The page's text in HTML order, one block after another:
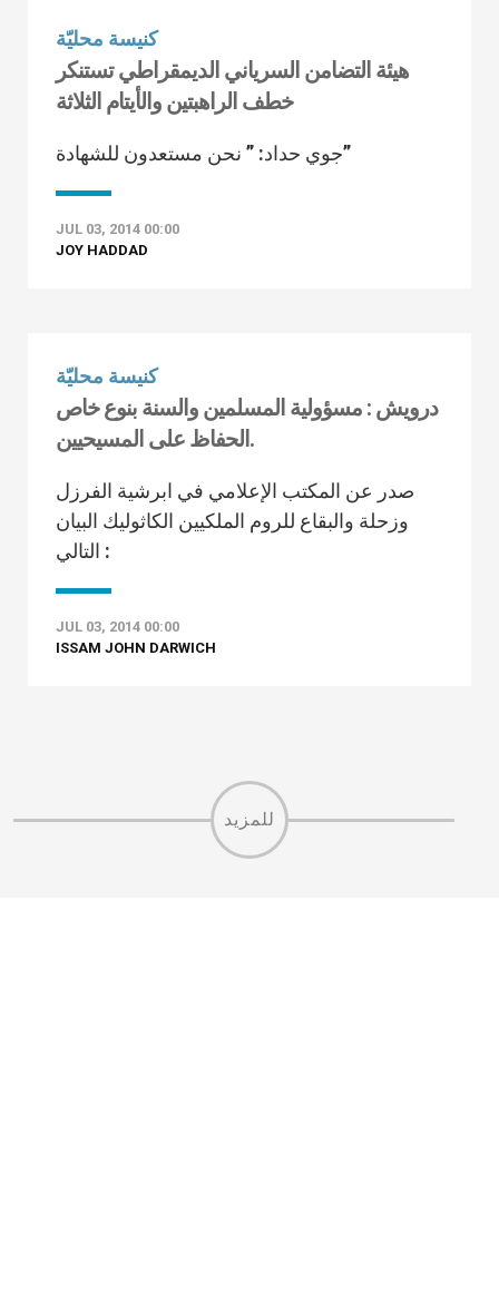
كنيسة محليّة
هيئة التضامن السرياني الديمقراطي تستنكر
خطف الراهبتين والأيتام الثلاثة
جوي حداد: ” نحن مستعدون للشهادة”
JUL 03, 2014 00:00
JOY HADDAD
كنيسة محليّة
درويش : مسؤولية المسلمين والسنة بنوع خاص
الحفاظ على المسيحيين.
صدر عن المكتب الإعلامي في ابرشية الفرزل
وزحلة والبقاع للروم الملكيين الكاثوليك البيان
التالي :
JUL 03, 2014 00:00
ISSAM JOHN DARWICH
للمزيد